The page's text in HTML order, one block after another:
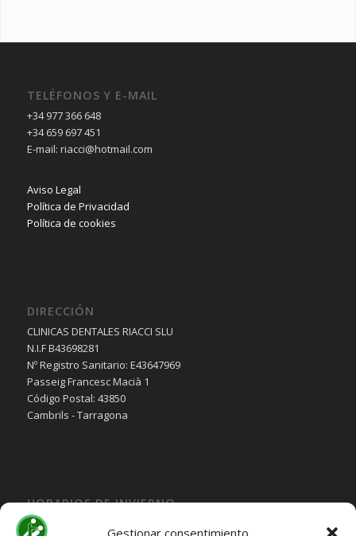
Gestionar consentimiento
TELÉFONOS Y E-MAIL
+34 977 366 648
+34 659 697 451
E-mail: riacci@hotmail.com
Aviso Legal
Política de Privacidad
Política de cookies
DIRECCIÓN
CLINICAS DENTALES RIACCI SLU
N.I.F B43698281
Nº Registro Sanitario: E43647969
Passeig Francesc Macià 1
Código Postal: 43850
Cambrils - Tarragona
HORARIOS DE INVIERNO
Lunes, Martes, Jueves y Viernes: